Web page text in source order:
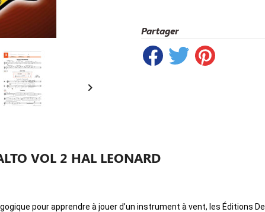

Partager
VOL 2 HAL LEONARD
pour apprendre à jouer d’un instrument à vent, les Éditions De